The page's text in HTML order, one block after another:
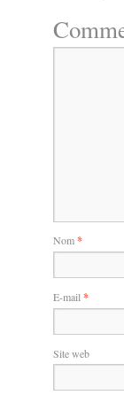
Nom*
E-mail *
Site web